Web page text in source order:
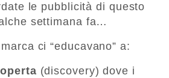
le pubblicità di questo
settimana fa…
ci “educavano” a:
(discovery) dove i